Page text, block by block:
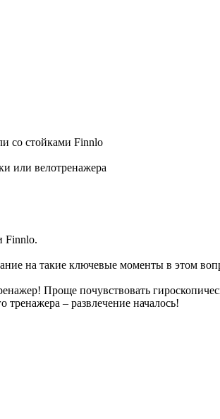
со стойками Finnlo
или велотренажера
Finnlo.
на такие ключевые моменты в этом
Проще почувствовать
тренажера – развлечение началось!